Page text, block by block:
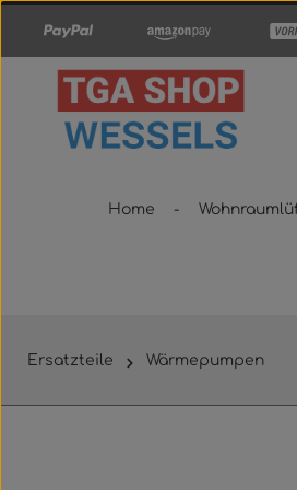
Hauptinhalt springen
Zur Hauptnavigation springen
Home
Ersatzteile Wärmepumpen